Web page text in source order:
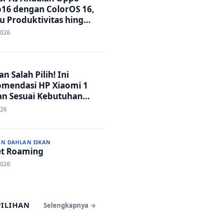
dengan ColorOS 16,
Produktivitas hingga
Lebih Praktis
Salah Pilih! Ini
HP Xiaomi 1
Sesuai Kebutuhan
DAHLAN ISKAN
Roaming
Selengkapnya →